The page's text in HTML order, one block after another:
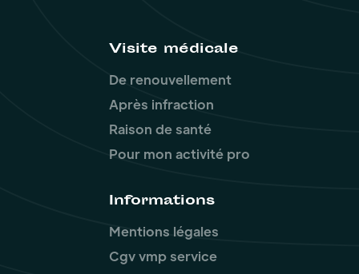
Visite médicale
De renouvellement
Après infraction
Raison de santé
Pour mon activité pro
Informations
Mentions légales
Cgv vmp service